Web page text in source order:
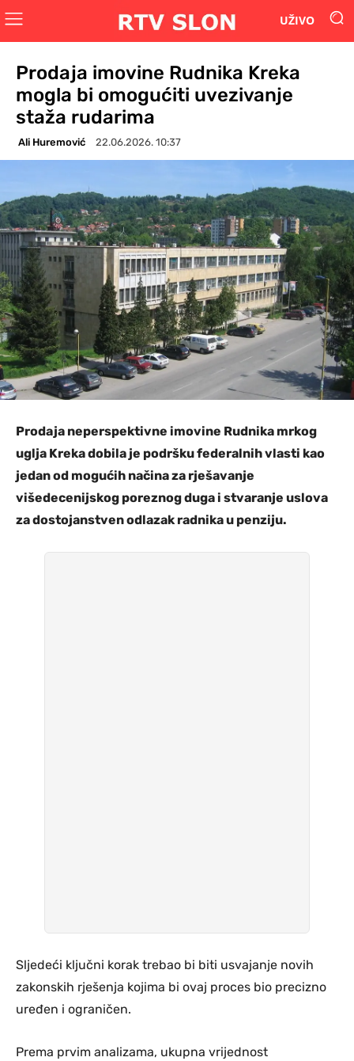
UŽIVO
Prodaja imovine Rudnika Kreka
mogla bi omogućiti uvezivanje
staža rudarima
Ali Huremović 22.06.2026. 10:37
Prodaja neperspektivne imovine Rudnika mrkog
uglja Kreka dobila je podršku federalnih vlasti kao
jedan od mogućih načina za rješavanje
višedecenijskog poreznog duga i stvaranje uslova
za dostojanstven odlazak radnika u penziju.
Sljedeći ključni korak trebao bi biti usvajanje novih
zakonskih rješenja kojima bi ovaj proces bio precizno
uređen i ograničen.
Prema prvim analizama, ukupna vrijednost